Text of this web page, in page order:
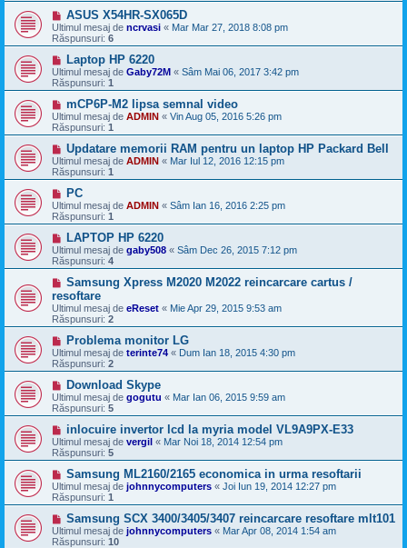
ASUS X54HR-SX065D
Ultimul mesaj de ncrvasi « Mar Mar 27, 2018 8:08 pm
Răspunsuri: 6
Laptop HP 6220
Ultimul mesaj de Gaby72M « Sâm Mai 06, 2017 3:42 pm
Răspunsuri: 1
mCP6P-M2 lipsa semnal video
Ultimul mesaj de ADMIN « Vin Aug 05, 2016 5:26 pm
Răspunsuri: 1
Updatare memorii RAM pentru un laptop HP Packard Bell
Ultimul mesaj de ADMIN « Mar Iul 12, 2016 12:15 pm
Răspunsuri: 1
PC
Ultimul mesaj de ADMIN « Sâm Ian 16, 2016 2:25 pm
Răspunsuri: 1
LAPTOP HP 6220
Ultimul mesaj de gaby508 « Sâm Dec 26, 2015 7:12 pm
Răspunsuri: 4
Samsung Xpress M2020 M2022 reincarcare cartus /
resoftare
Ultimul mesaj de eReset « Mie Apr 29, 2015 9:53 am
Răspunsuri: 2
Problema monitor LG
Ultimul mesaj de terinte74 « Dum Ian 18, 2015 4:30 pm
Răspunsuri: 2
Download Skype
Ultimul mesaj de gogutu « Mar Ian 06, 2015 9:59 am
Răspunsuri: 5
inlocuire invertor lcd la myria model VL9A9PX-E33
Ultimul mesaj de vergil « Mar Noi 18, 2014 12:54 pm
Răspunsuri: 5
Samsung ML2160/2165 economica in urma resoftarii
Ultimul mesaj de johnnycomputers « Joi Iun 19, 2014 12:27 pm
Răspunsuri: 1
Samsung SCX 3400/3405/3407 reincarcare resoftare mlt101
Ultimul mesaj de johnnycomputers « Mar Apr 08, 2014 1:54 am
Răspunsuri: 10